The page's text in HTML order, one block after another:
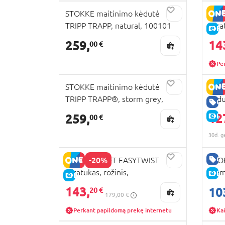
STOKKE maitinimo kėdutė
TRIPP TRAPP, natural, 100101
259,00 €
000
STOKKE maitinimo kėdutė
TRIPP TRAPP®, storm grey,
259,00 €
30d.
-20%
E-KAINA
KINDERKRAFT EASYTWIST
triratukas, rožinis,
KKRETWIPNK0000
143,20 €
179,00 €
Perkant papildomą prekę internetu